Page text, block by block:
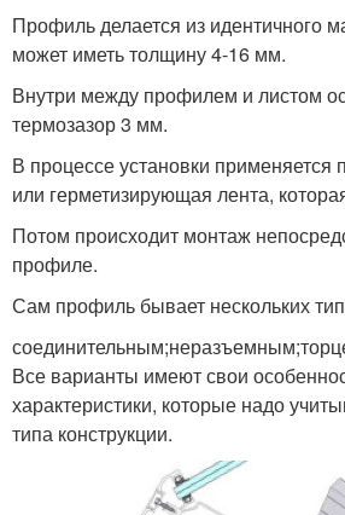
Профиль делается из идентичного
может иметь толщину 4-16 мм.
Внутри между профилем и листом
термозазор 3 мм.
В процессе установки
или герметизирующая лента,
Потом происходит монтаж
профиле.
Сам профиль бывает нескольких
Все варианты имеют свои
характеристики, которые надо
типа конструкции.